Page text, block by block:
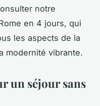
notre
en 4 jours, qui
les aspects de la
modernité vibrante.
un séjour sans